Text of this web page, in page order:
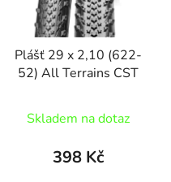
Plášť 29 x 2,10 (622-
52) All Terrains CST
Skladem na dotaz
398 Kč